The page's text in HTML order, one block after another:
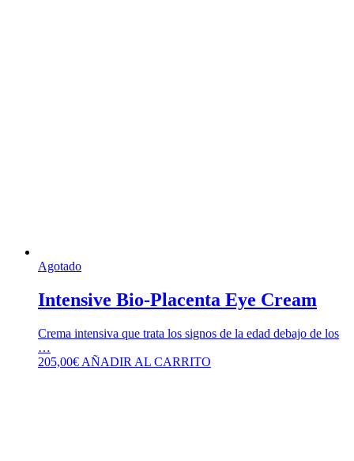
Agotado
Intensive Bio-Placenta Eye Cream
Crema intensiva que trata los signos de la edad debajo de los
…
205,00€ AÑADIR AL CARRITO